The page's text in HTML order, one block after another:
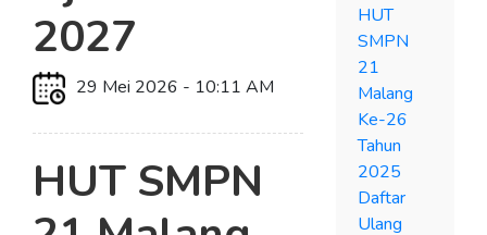
2027
29 Mei 2026 - 10:11 AM
HUT SMPN
HUT
SMPN
21
Malang
Ke-26
Tahun
2025
Daftar
Ulang